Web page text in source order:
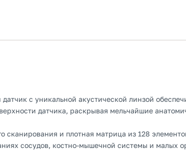
с уникальной акустической линзой
датчика, раскрывая мельчайшие
сканирования и плотная матрица из 128
сосудов, костно-мышечной системы и малых